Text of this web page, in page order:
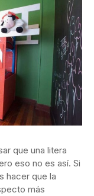
que una litera
eso no es así. Si
hacer que la
más